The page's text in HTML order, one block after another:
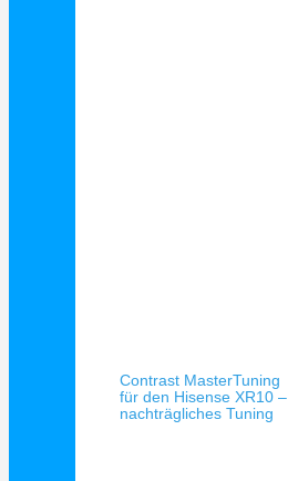
Contrast MasterTuning
für den Hisense XR10 –
nachträgliches Tuning